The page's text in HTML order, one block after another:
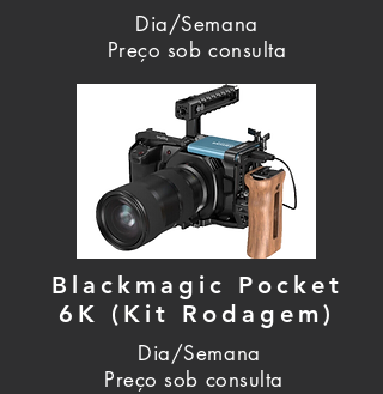
Dia/Semana
Preço sob consulta
Blackmagic Pocket
6K (Kit Rodagem)
Dia/Semana
Preço sob consulta